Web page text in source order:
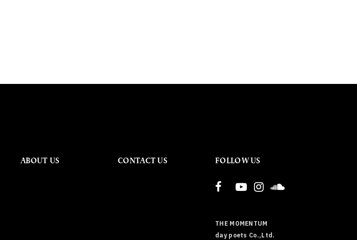
ABOUT US CONTACT US FOLLOW US
THE MOMENTUM
day poets Co.,Ltd.